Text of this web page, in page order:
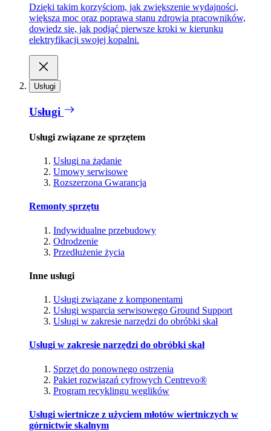
Dzięki takim korzyściom, jak zwiększenie wydajności,
większa moc oraz poprawa stanu zdrowia pracowników,
dowiedz się, jak podjąć pierwsze kroki w kierunku
elektryfikacji swojej kopalni.
Usługi
Usługi
Usługi związane ze sprzętem
Usługi na żądanie
Umowy serwisowe
Rozszerzona Gwarancja
Remonty sprzętu
Indywidualne przebudowy
Odrodzenie
Przedłużenie życia
Inne usługi
Usługi związane z komponentami
Usługi wsparcia serwisowego Ground Support
Usługi w zakresie narzędzi do obróbki skał
Usługi w zakresie narzędzi do obróbki skał
Sprzęt do ponownego ostrzenia
Pakiet rozwiązań cyfrowych Centrevo®
Program recyklingu węglików
Usługi wiertnicze z użyciem młotów wiertniczych w
górnictwie skalnym